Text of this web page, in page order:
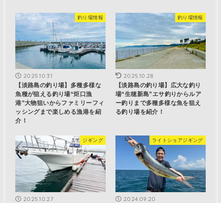
釣り場情報
2025.10.31
【淡路島の釣り場】多種多様な
魚種が狙える釣り場“炬口漁
港”大物狙いからファミリーフィ
ッシングまで楽しめる漁港を紹
介！
釣り場情報
2025.10.28
【淡路島の釣り場】広大な釣り
場“生穂新島”エサ釣りからルア
ー釣りまで多種多様な魚を狙え
る釣り場を紹介！
ジギング
2025.10.27
ライトショアジギング
2024.09.20